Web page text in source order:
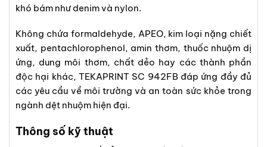
khó bám như denim và nylon.
Không chứa formaldehyde, APEO, kim loại nặng chiết
xuất, pentachlorophenol, amin thơm, thuốc nhuộm dị
ứng, dung môi thơm, chất dẻo hay các thành phần
độc hại khác, TEKAPRINT SC 942FB đáp ứng đầy đủ
các yêu cầu về môi trường và an toàn sức khỏe trong
ngành dệt nhuộm hiện đại.
Thông số kỹ thuật